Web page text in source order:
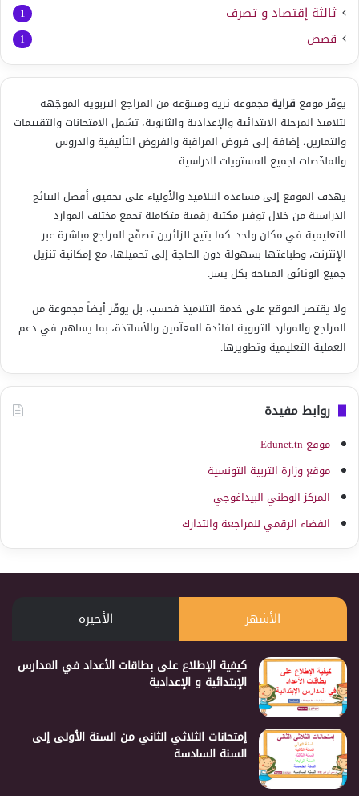
ثالثة إقتصاد و تصرف 1
قصص 1
يوفّر موقع قرايةمجموعة ثرية ومتنوّعة من المراجع التربوية الموجّهة
لتلاميذ المرحلة الابتدائية والإعدادية والثانوية، تشمل الامتحانات والتقييمات
والتمارين، إضافة إلى فروض المراقبة والفروض التأليفية والدروس
والملخّصات لجميع المستويات الدراسية.
يهدف الموقع إلى مساعدة التلاميذ والأولياء على تحقيق أفضل النتائج
الدراسية من خلال توفير مكتبة رقمية متكاملة تجمع مختلف الموارد
التعليمية في مكان واحد. كما يتيح للزائرين تصفّح المراجع مباشرة عبر
الإنترنت، وطباعتها بسهولة دون الحاجة إلى تحميلها، مع إمكانية تنزيل
جميع الوثائق المتاحة بكل يسر.
ولا يقتصر الموقع على خدمة التلاميذ فحسب، بل يوفّر أيضاً مجموعة من
المراجع والموارد التربوية لفائدة المعلّمين والأساتذة، بما يساهم في دعم
العملية التعليمية وتطويرها.
روابط مفيدة
موقع Edunet.tn
موقع وزارة التربية التونسية
المركز الوطني البيداغوجي
الفضاء الرقمي للمراجعة والتدارك
الأشهر الأخيرة
كيفية الإطلاع على بطاقات الأعداد في المدارس
الإبتدائية و الإعدادية
إمتحانات الثلاثي الثاني من السنة الأولى إلى
السنة السادسة